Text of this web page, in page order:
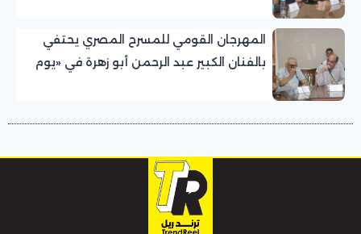
المهرجان القومي للمسرح المصري يحتفي
بالفنان الكبير عبد الرحمن أبو زهرة في «يوم